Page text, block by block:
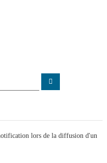
R
c
e
r
lors de la diffusion d'un